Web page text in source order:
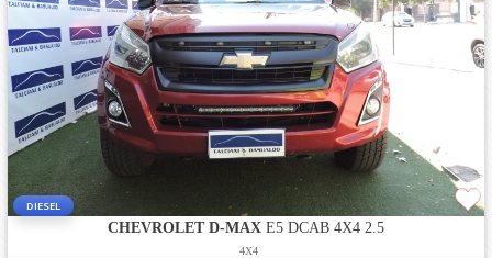
DIESEL
CHEVROLET D-MAXE5 DCAB 4X4 2.5
4X4